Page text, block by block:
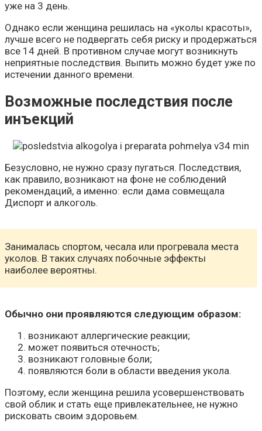
уже на 3 день.
Однако если женщина решилась на «уколы красоты»,
лучше всего не подвергать себя риску и продержаться
все 14 дней. В противном случае могут возникнуть
неприятные последствия. Выпить можно будет уже по
истечении данного времени.
Возможные последствия после
инъекций
Безусловно, не нужно сразу пугаться. Последствия,
как правило, возникают на фоне не соблюдений
рекомендаций, а именно: если дама совмещала
Диспорт и алкоголь.
Занималась спортом, чесала или прогревала места
уколов. В таких случаях побочные эффекты
наиболее вероятны.
Обычно они проявляются следующим образом:
возникают аллергические реакции;
может появиться отечность;
возникают головные боли;
появляются боли в области введения укола.
Поэтому, если женщина решила усовершенствовать
свой облик и стать еще привлекательнее, не нужно
рисковать своим здоровьем.